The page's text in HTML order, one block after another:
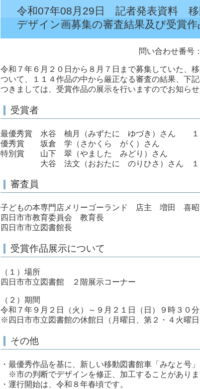
令和07年08月29日 記者発表資料 移
デザイン画募集の審査結果及び受賞
問い合わせ番号
令和７年６月２０日から８月７日まで募集していた、
ついて、１１４作品の中から厳正なる審査の結果、下
つきましては、受賞作品の展示を行いますのでお知らせ
受賞者
最優秀賞 水谷 柚月（みずたに ゆづき）さん １
優秀賞 坂倉 学（さかくら がく）さん
特別賞 山下 翠（やました みどり）さん
大谷 法文（おおたに のりひさ）さん １
審査員
子どもの本専門店メリーゴーランド 店主 増田 喜昭
四日市市教育委員会 教育長
四日市市立図書館長
受賞作品展示について
（１）場所
四日市市立図書館 ２階展示コーナー
（２）期間
令和７年９月２日（火）～９月２１日（日）９時３０
※四日市市立図書館の休館日（月曜日、第２・４火曜日
その他
・最優秀作品を基に、新しい移動図書館車「みなと号
※市の判断でデザインを修正、加工することがありま
・運行開始は、令和８年春頃です。